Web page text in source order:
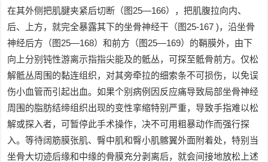
在其外侧把肌腱夹紧后切断（图25—166），把肌腹拉向内、
后、上方，就完全暴露其下的坐骨神经干（图25-167 )，沿坐骨
神经后方（图25—168）和前方（图25—169）的鞘膜外，由下
向上分别钝性游离示指指尖能及的骶丛，可探至骶骨前方。仅松
解骶丛周围的黏连组织，对其旁牵拉的细索条不可损伤，以免误
伤小血管而引起出血。如果个别病例因反应痛导致局部坐骨神经
周围的脂肪结缔组织出现的变性挛缩特别严重，导致手指难以松
解或探入者，可暂停此手术操作，决不可用粗暴动作而强行探
入。等待阔筋膜张肌、臀中肌和臀小肌髂翼外面附着处，特别当
坐骨大切迹后缘和中缘的骨膜充分剥离后，就会间接地放松上述